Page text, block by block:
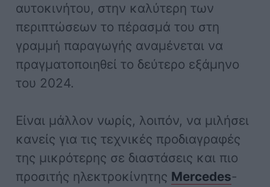
αυτοκινήτου, στην καλύτερη των
περιπτώσεων το πέρασμά του στη
γραμμή παραγωγής αναμένεται να
πραγματοποιηθεί το δεύτερο εξάμηνο
του 2024.
Είναι μάλλον νωρίς, λοιπόν, να μιλήσει
κανείς για τις τεχνικές προδιαγραφές
της μικρότερης σε διαστάσεις και πιο
προσιτής ηλεκτροκίνητης Mercedes-